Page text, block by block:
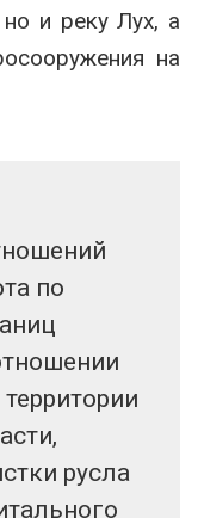
и реку Лух, а
на
по
русла